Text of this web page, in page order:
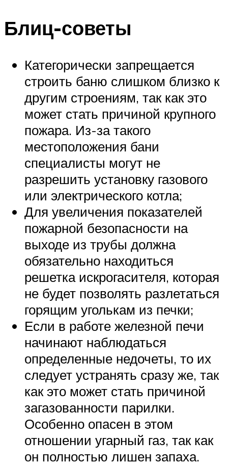
Блиц-советы
Категорически запрещается
строить баню слишком близко к
другим строениям, так как это
может стать причиной крупного
пожара. Из-за такого
местоположения бани
специалисты могут не
разрешить установку газового
или электрического котла;
Для увеличения показателей
пожарной безопасности на
выходе из трубы должна
обязательно находиться
решетка искрогасителя, которая
не будет позволять разлетаться
горящим уголькам из печки;
Если в работе железной печи
начинают наблюдаться
определенные недочеты, то их
следует устранять сразу же, так
как это может стать причиной
загазованности парилки.
Особенно опасен в этом
отношении угарный газ, так как
он полностью лишен запаха.